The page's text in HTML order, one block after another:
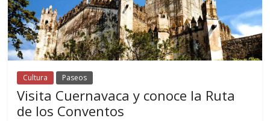
Cultura Paseos
Visita Cuernavaca y conoce la Ruta
de los Conventos